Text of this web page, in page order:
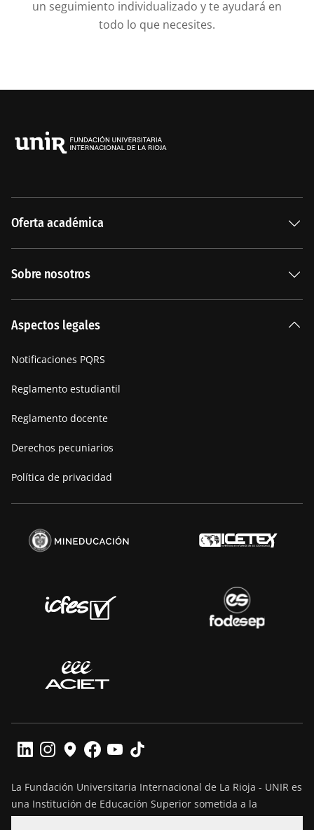
un seguimiento individualizado y te ayudará en
todo lo que necesites.
Oferta académica
Sobre nosotros
Manifiesto
Aspectos legales
Notificaciones PQRS
Reglamento estudiantil
Reglamento docente
Derechos pecuniarios
Política de privacidad
La Fundación Universitaria Internacional de La Rioja - UNIR es
una Institución de Educación Superior sometida a la
inspección y vigilancia del Ministerio de Educación Nacional